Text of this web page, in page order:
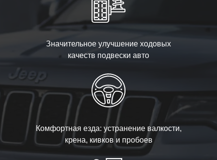
Значительное улучшение ходовых
качеств подвески авто
Комфортная езда: устранение валкости,
крена, кивков и пробоев